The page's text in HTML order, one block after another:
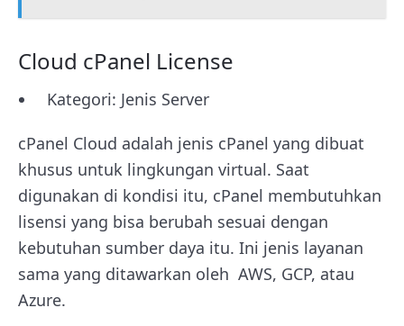
Cloud cPanel License
Kategori: Jenis Server
cPanel Cloud adalah jenis cPanel yang dibuat
khusus untuk lingkungan virtual. Saat
digunakan di kondisi itu, cPanel membutuhkan
lisensi yang bisa berubah sesuai dengan
kebutuhan sumber daya itu. Ini jenis layanan
sama yang ditawarkan oleh AWS, GCP, atau
Azure.